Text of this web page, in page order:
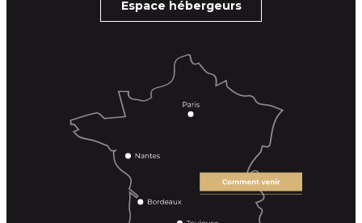
Espace hébergeurs